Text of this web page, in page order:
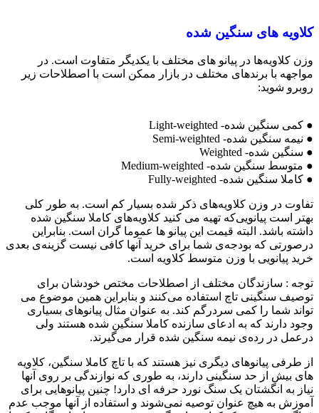
کلاویه های سنگین شده
وزن کلاویه‌ها در پیانو های مختلف با یکدیگر متفاوت است. در
مواجهه با برندهای مختلف در بازار ممکن است با اصطلاحات زیر
روبرو شوید:
● کمی سنگین شده- Light-weighted
● نیمه سنگین شده- Semi-weighted
● سنگین شده- Weighted
● متوسط سنگین شده- Medium-weighted
● کاملا سنگین شده- Fully-weighted
تفاوت در وزن کلاویه‌های ذکر شده بسیار کم است. به طور کلی
بهتر است پیانویی‌که تهیه می کنید کلاویه‌های کاملا سنگین شده
داشته باشد. البته قیمت این پیانو ها عموما گران است. بنابراین
درصورتی که بودجه‌ی شما برای خرید آنها کافی نیست گزینه‌ی بعدی
خرید پیانویی با وزن متوسط کلاویه است.
توجه :‌ سازندگان مختلف از اصطلاحات مختص خودشان برای
توصیف سنگینی تاچ استفاده می‌کنند و بنابراین همین موضوع می
تواند شما را کمی سردرگم کند. به عنوان مثال پیانوهای بسیاری
وجود دارند که به ادعای سازنده کاملا سنگین شده هستند ولی
درعمل در رده‌ی نیمه سنگین شده قرار می‌گیرند.
از طرفی پیانوهای دیگری نیز هستند که با تاچ کاملا سنگین، کلاویه
های بیش از حد سنگینی دارند، به طوری که نوازندگی بر روی آنها
نیاز به انگشتان یک سنگ نورد حرفه ای دارد! چنین پیانوهایی برای
آموزش به هیچ عنوان توصیه نمی‌شوند و استفاده از آنها موجب عدم